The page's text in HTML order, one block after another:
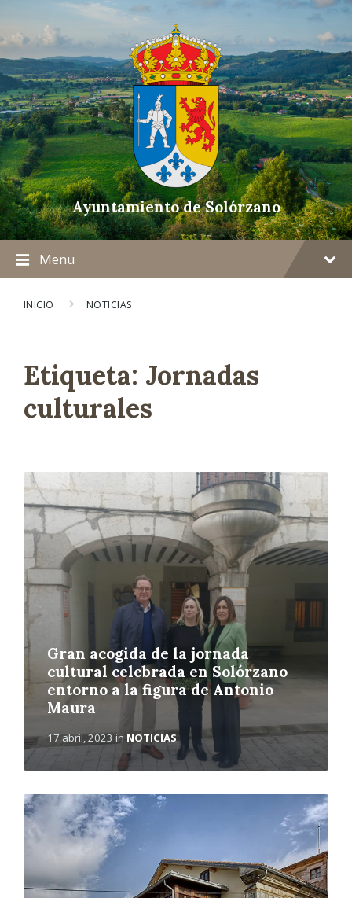
Ayuntamiento de Solórzano
Menu
INICIO NOTICIAS
Etiqueta: Jornadas
culturales
Gran acogida de la jornada
cultural celebrada en Solórzano
entorno a la figura de Antonio
Maura
17 abril, 2023 in NOTICIAS
L
e
e
m
s
L
e
s